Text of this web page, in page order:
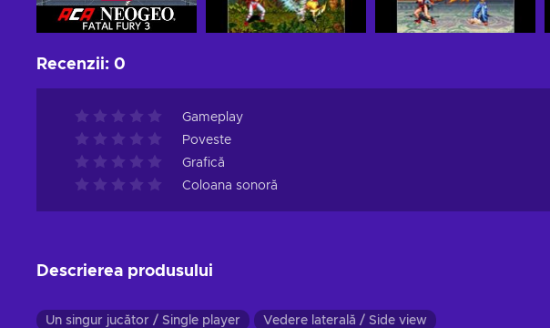
Recenzii: 0
Gameplay
Poveste
Grafică
Coloana sonoră
Descrierea produsului
Un singur jucător / Single player Vedere laterală / Side view